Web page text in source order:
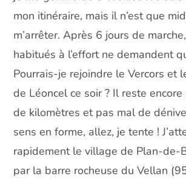
mon itinéraire, mais il n’est que
m’arrêter. Après 6 jours de
habitués à l’effort ne demandent
Pourrais-je rejoindre le Vercors et
de Léoncel ce soir ? Il reste
de kilomètres et pas mal de
sens en forme, allez, je tente !
rapidement le village de Plan-de-
par la barre rocheuse du Vellan